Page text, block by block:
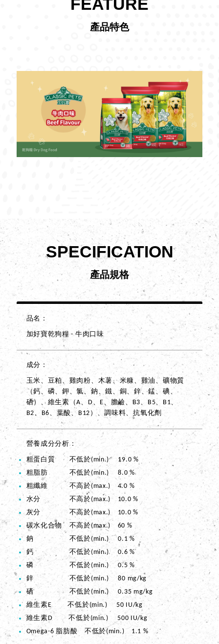
FEATURE
產品特色
SPECIFICATION
產品規格
品名
加好寶乾狗糧 - 牛肉口味
成分
玉米、豆粕、雞肉粉、木薯、米糠、雞油、礦物質
（鈣、磷、鉀、氯、鈉、鐵、銅、鋅、錳、碘、
硒）、維生素（A、D、E、膽鹼、B3、B5、B1、
B2、B6、葉酸、B12）、調味料、抗氧化劑
營養成分分析
粗蛋白質 不低於(min.) 19.0 %
粗脂肪 不低於(min.) 8.0 %
粗纖維 不高於(max.) 4.0 %
水分 不高於(max.) 10.0 %
灰分 不高於(max.) 10.0 %
碳水化合物 不高於(max.) 60 %
鈉 不低於(min.) 0.1 %
鈣 不低於(min.) 0.6 %
磷 不低於(min.) 0.5 %
鋅 不低於(min.) 80 mg/kg
硒 不低於(min.) 0.35 mg/kg
維生素E 不低於(min.) 50 IU/kg
維生素D 不低於(min.) 500 IU/kg
Omega-6 脂肪酸 不低於(min.) 1.1 %